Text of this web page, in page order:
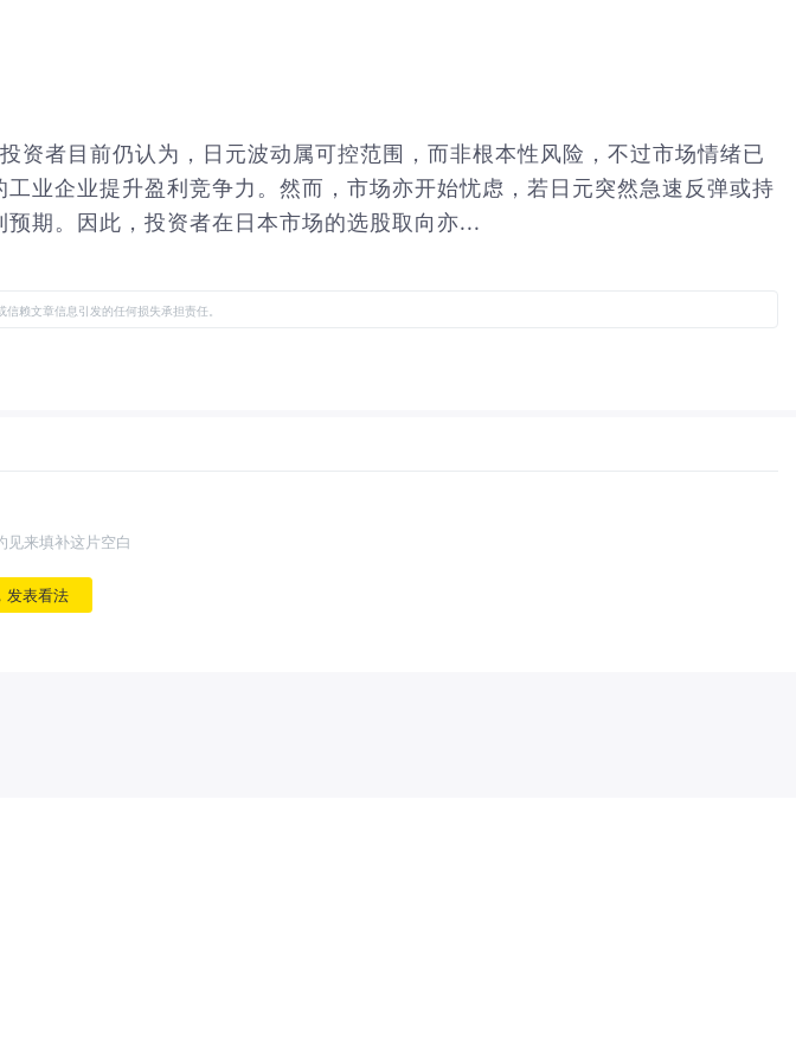
者目前仍认为，日元波动属可控范围，而非根本性风险，不过市场情绪已
业企业提升盈利竞争力。然而，市场亦开始忧虑，若日元突然急速反弹或持
期。因此，投资者在日本市场的选股取向亦...
赖文章信息引发的任何损失承担责任。
见来填补这片空白
发表看法